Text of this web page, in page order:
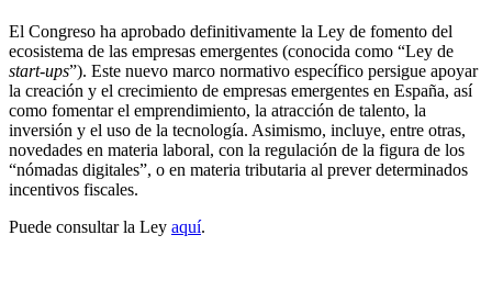
El Congreso ha aprobado definitivamente la Ley de fomento del
ecosistema de las empresas emergentes (conocida como “Ley de
start-ups”). Este nuevo marco normativo específico persigue apoyar
la creación y el crecimiento de empresas emergentes en España, así
como fomentar el emprendimiento, la atracción de talento, la
inversión y el uso de la tecnología. Asimismo, incluye, entre otras,
novedades en materia laboral, con la regulación de la figura de los
“nómadas digitales”, o en materia tributaria al prever determinados
incentivos fiscales.
Puede consultar la Ley aquí.